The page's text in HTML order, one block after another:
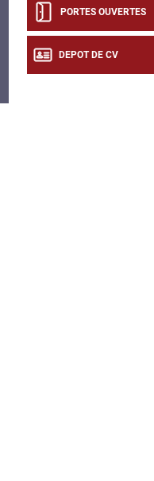
PORTES OUVERTES
DEPOT DE CV